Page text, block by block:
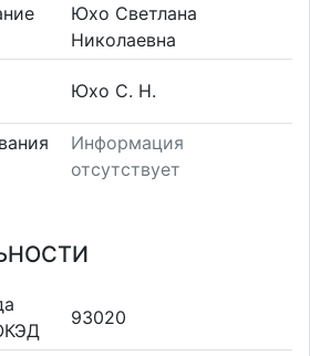
Юхо Светлана
Николаевна
Юхо С. Н.
Информация
отсутствует
93020